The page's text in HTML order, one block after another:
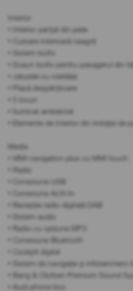
Interior
• Interior parțial din piele
• Culoare interioară neagră
• Sistem Isofix
• Scaun Isofix pentru pasagerul din
• Jaluzele cu roletă(e)
• Plasă despărțitoare
• 5 locuri
• Iluminat ambiental
• Elemente de interior din imitație de
Media
• MMI navigation plus cu MMI touch
• Radio
• Conexiune USB
• Conexiune AUX-In
• Recepție radio digitală DAB
• Sistem audio
• Radio cu opțiune MP3
• Conexiune Bluetooth
• Cockpit digital
• Sistem de navigație și infotainment
• Bang & Olufsen Premium Sound
• Audi phone box